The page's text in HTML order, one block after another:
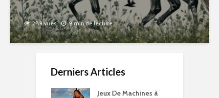
289 vues 9 min de lecture
Derniers Articles
Jeux De Machines à